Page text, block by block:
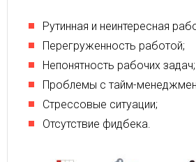
Рутинная и неинтересная
Перегруженность работой;
Непонятность рабочих задач;
Проблемы с тайм-
Стрессовые ситуации;
Отсутствие фидбека.